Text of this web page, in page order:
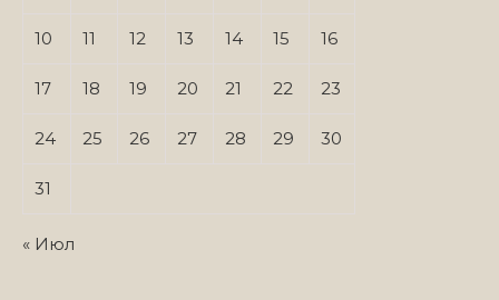
10 11 12 13 14 15 16
17 18 19 20 21 22 23
24 25 26 27 28 29 30
31
« Июл